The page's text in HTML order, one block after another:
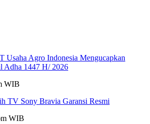
Usaha Agro Indonesia Mengucapkan
Adha 1447 H/ 2026
WIB
TV Sony Bravia Garansi Resmi
WIB